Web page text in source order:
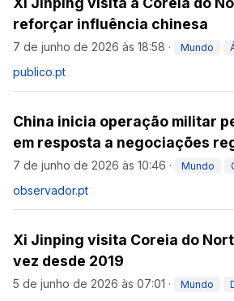
reforçar influência chinesa
7 de junho de 2026 às 18:58 · Mundo
publico.pt
China inicia operação militar
em resposta a negociações
7 de junho de 2026 às 10:46 · Mundo
observador.pt
Xi Jinping visita Coreia do
vez desde 2019
5 de junho de 2026 às 07:01 · Mundo